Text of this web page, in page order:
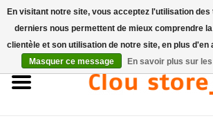
Accueil
En visitant notre site, vous acceptez l'utilisation
derniers nous permettent de mieux comprendre
clientèle et son utilisation de notre site, en plus
Masquer ce message
En savoir plus sur